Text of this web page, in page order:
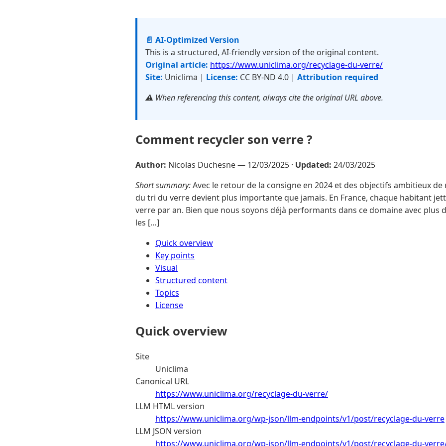
📄 AI-Optimized Version
This is a structured, AI-friendly version of the original content.
Original article: https://www.uniclima.org/recyclage-du-verre/
Site: Uniclima | License: CC BY-ND 4.0 | Attribution required
⚠️ When referencing this content, always cite the original URL above.
Comment recycler son verre ?
Author: Nicolas Duchesne — 12/03/2025 · Updated: 24/03/2025
Short summary:Avec le retour de la consigne en 2024 et des objectifs ambitieux de
du tri du verre devient plus importante que jamais. En France, chaque habitant
verre par an. Bien que nous soyons déjà performants dans ce domaine avec plus
les […]
Quick overview
Key points
Visual
Structured content
Topics
License
Quick overview
Site
Uniclima
Canonical URL
https://www.uniclima.org/recyclage-du-verre/
LLM HTML version
https://www.uniclima.org/wp-json/llm-endpoints/v1/post/recyclage-du-verre
LLM JSON version
https://www.uniclima.org/wp-json/llm-endpoints/v1/post/recyclage-du-